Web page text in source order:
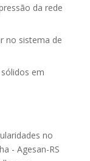
da rede
no sistema de
em
no
- Agesan-RS